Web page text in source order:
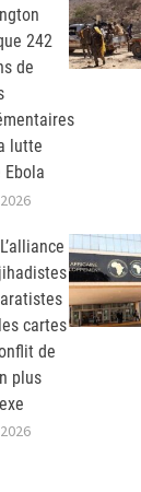
242
de
lutte
cartes
de
plus